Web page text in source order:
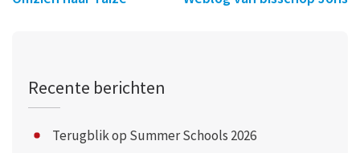
Recente berichten
Terugblik op Summer Schools 2026